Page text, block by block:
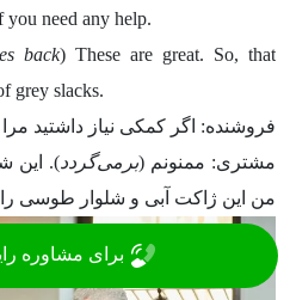
need any help.​
back) These are great. So, that
grey slacks.
فروشنده: اگر کمکی نیاز داشتید
مشتری: ممنونم (برمی‌گردد). این
من این ژاکت آبی و شلوار طوسی
برای مشاوره